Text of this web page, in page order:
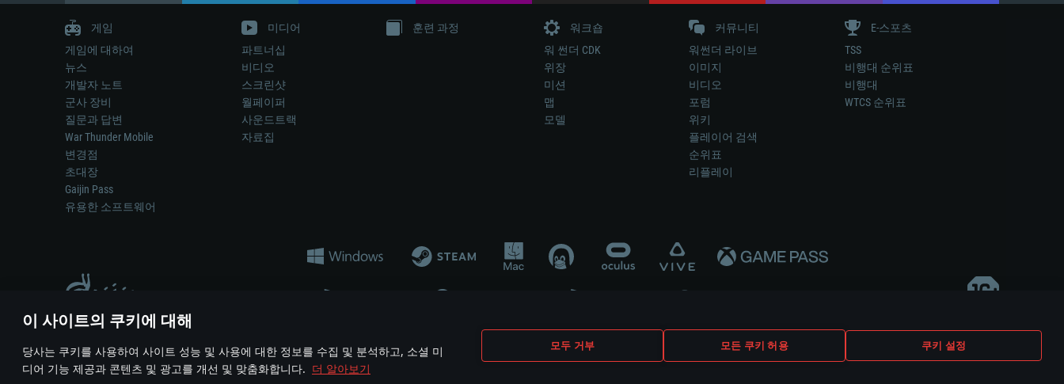
이 사이트의 쿠키에 대해
당사는 쿠키를 사용하여 사이트 성능 및 사용에 대한 정보를 수집 및 분석하고, 소셜 미
디어 기능 제공과 콘텐츠 및 광고를 개선 및 맞춤화합니다. 더 알아보기
모두 거부 모든 쿠키 허용 쿠키 설정
게임
게임에 대하여
뉴스
개발자 노트
군사 장비
질문과 답변
War Thunder Mobile
변경점
초대장
Gaijin Pass
유용한 소프트웨어
미디어
파트너십
비디오
스크린샷
월페이퍼
사운드트랙
자료집
훈련 과정
워크숍
워 썬더 CDK
위장
미션
맵
모델
커뮤니티
워썬더 라이브
이미지
비디오
포럼
위키
플레이어 검색
순위표
리플레이
E-스포츠
TSS
비행대 순위표
비행대
WTCS 순위표
게임 에서 어떠한 현실의 무기나 차량을 묘사하는 것은 무기 개발 업체나 장비 제조 업체가 게임 개발 후원 또는 홍보에 참여하지 않습니다..
© 2011—2026 Gaijin Games Kft. All trademarks, logos and brand names are the property of their respective owners.
이용 약관 이용 약관